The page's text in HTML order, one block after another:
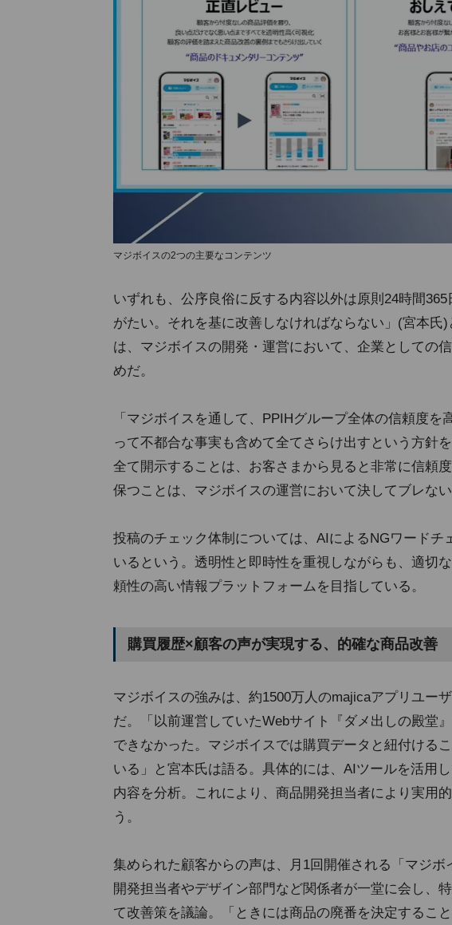
マジボイスの2つの主要なコンテンツ
いずれも、公序良俗に反する内容以外は原則24時間
がたい。それを基に改善しなければならない」(宮本氏
は、マジボイスの開発・運営において、企業としての
めだ。
「マジボイスを通して、PPIHグループ全体の信頼度
って不都合な事実も含めて全てさらけ出すという方針
全て開示することは、お客さまから見ると非常に信頼
保つことは、マジボイスの運営において決してブレな
投稿のチェック体制については、AIによるNGワードチ
いるという。透明性と即時性を重視しながらも、適切
頼性の高い情報プラットフォームを目指している。
購買履歴×顧客の声が実現する、的確な商品改善
マジボイスの強みは、約1500万人のmajicaアプリユー
だ。「以前運営していたWebサイト『ダメ出しの殿堂
できなかった。マジボイスでは購買データと紐付ける
いる」と宮本氏は語る。具体的には、AIツールを活用
内容を分析。これにより、商品開発担当者により実用
う。
集められた顧客からの声は、月1回開催される「マジ
開発担当者やデザイン部門など関係者が一堂に会し、
て改善策を議論。「ときには商品の廃番を決定するこ